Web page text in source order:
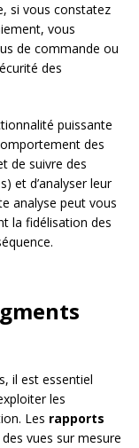
si vous constatez
vous
de commande ou
des
puissante
des
de suivre des
et d’analyser leur
analyse peut vous
la fidélisation des
il est essentiel
les
Les rapports
vues sur mesure